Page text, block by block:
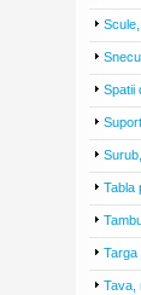
Spatii
Tabla
Targa
Tava,